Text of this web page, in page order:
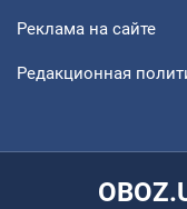
Реклама на сайте
Редакционная